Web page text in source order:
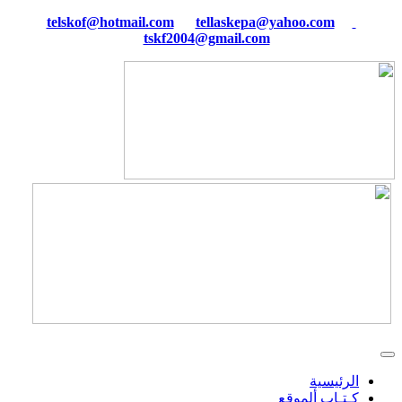
tellaskepa@yahoo.com
tskf2004@gmail.com
الرئيسية
كـتـاب ألموقع